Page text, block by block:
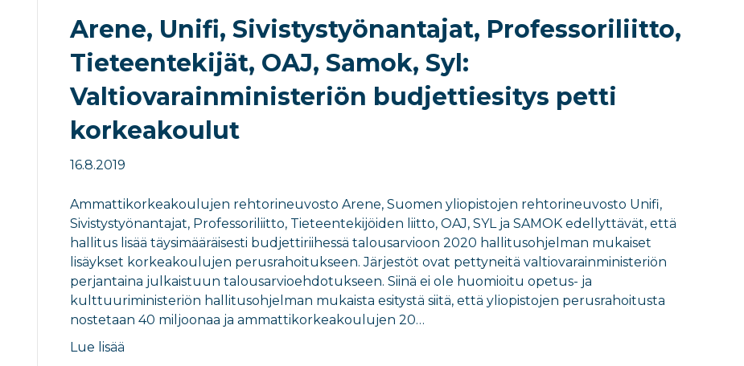
Arene, Unifi, Sivistystyönantajat, Professoriliitto,
Tieteentekijät, OAJ, Samok, Syl:
Valtiovarainministeriön budjettiesitys petti
korkeakoulut
16.8.2019
Ammattikorkeakoulujen rehtorineuvosto Arene, Suomen yliopistojen rehtorineuvosto Unifi,
Sivistystyönantajat, Professoriliitto, Tieteentekijöiden liitto, OAJ, SYL ja SAMOK edellyttävät, että
hallitus lisää täysimääräisesti budjettiriihessä talousarvioon 2020 hallitusohjelman mukaiset
lisäykset korkeakoulujen perusrahoitukseen. Järjestöt ovat pettyneitä valtiovarainministeriön
perjantaina julkaistuun talousarvioehdotukseen. Siinä ei ole huomioitu opetus- ja
kulttuuriministeriön hallitusohjelman mukaista esitystä siitä, että yliopistojen perusrahoitusta
nostetaan 40 miljoonaa ja ammattikorkeakoulujen 20…
Lue lisää